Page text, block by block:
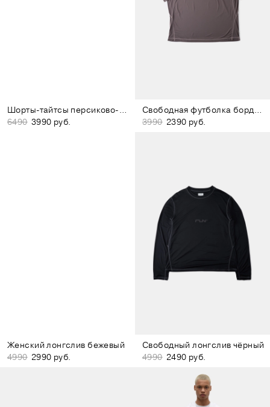
Шорты-тайтсы персиково-розовые
6490 3990 руб.
Свободная футболка бордово-коричневая
3990 2390 руб.
Женский лонгслив бежевый
4990 2990 руб.
Свободный лонгслив чёрный
4990 2490 руб.